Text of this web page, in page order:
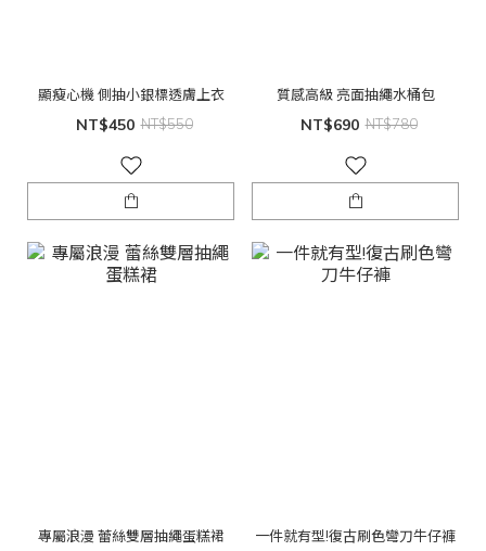
顯瘦心機 側抽小銀標透膚上衣
NT$450 NT$550
質感高級 亮面抽繩水桶包
NT$690 NT$780
專屬浪漫 蕾絲雙層抽繩蛋糕裙 一件就有型!復古刷色彎刀牛仔褲